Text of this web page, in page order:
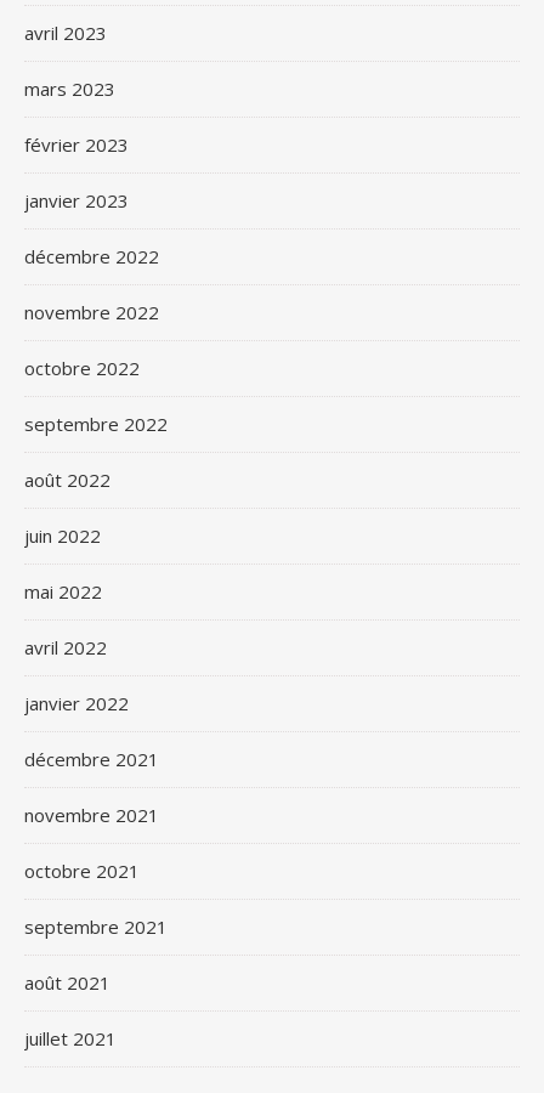
avril 2023
mars 2023
février 2023
janvier 2023
décembre 2022
novembre 2022
octobre 2022
septembre 2022
août 2022
juin 2022
mai 2022
avril 2022
janvier 2022
décembre 2021
novembre 2021
octobre 2021
septembre 2021
août 2021
juillet 2021